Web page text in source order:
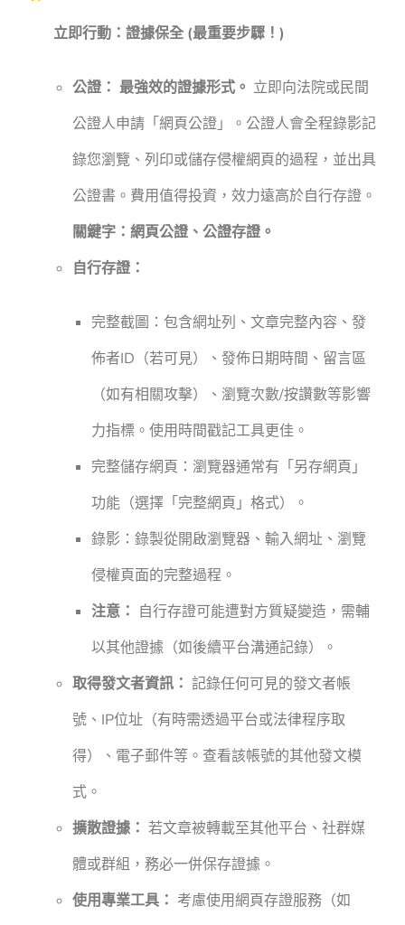
立即行動：證據保全 (最重要步驟！)
公證： 最強效的證據形式。 立即向法院或民間
公證人申請「網頁公證」。公證人會全程錄影記
錄您瀏覽、列印或儲存侵權網頁的過程，並出具
公證書。費用值得投資，效力遠高於自行存證。
關鍵字：網頁公證、公證存證。
自行存證：
完整截圖：包含網址列、文章完整內容、發
佈者ID（若可見）、發佈日期時間、留言區
（如有相關攻擊）、瀏覽次數/按讚數等影響
力指標。使用時間戳記工具更佳。
完整儲存網頁：瀏覽器通常有「另存網頁」
功能（選擇「完整網頁」格式）。
錄影：錄製從開啟瀏覽器、輸入網址、瀏覽
侵權頁面的完整過程。
注意： 自行存證可能遭對方質疑變造，需輔
以其他證據（如後續平台溝通記錄）。
取得發文者資訊： 記錄任何可見的發文者帳
號、IP位址（有時需透過平台或法律程序取
得）、電子郵件等。查看該帳號的其他發文模
式。
擴散證據： 若文章被轉載至其他平台、社群媒
體或群組，務必一併保存證據。
使用專業工具： 考慮使用網頁存證服務（如